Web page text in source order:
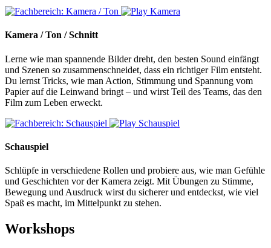
Kamera / Ton / Schnitt
Lerne wie man spannende Bilder dreht, den besten Sound einfängt
und Szenen so zusammenschneidet, dass ein richtiger Film entsteht.
Du lernst Tricks, wie man Action, Stimmung und Spannung vom
Papier auf die Leinwand bringt – und wirst Teil des Teams, das den
Film zum Leben erweckt.
Schauspiel
Schlüpfe in verschiedene Rollen und probiere aus, wie man Gefühle
und Geschichten vor der Kamera zeigt. Mit Übungen zu Stimme,
Bewegung und Ausdruck wirst du sicherer und entdeckst, wie viel
Spaß es macht, im Mittelpunkt zu stehen.
Workshops